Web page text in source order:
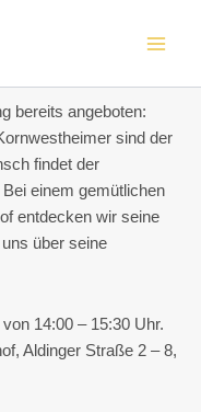
bereits angeboten:
sind der
findet der
einem gemütlichen
entdecken wir seine
über seine
14:00 – 15:30 Uhr.
Aldinger Straße 2 – 8,